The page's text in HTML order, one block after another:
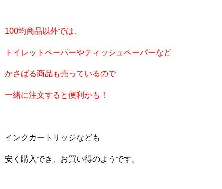
100均商品以外では、
トイレットペーパーやティッシュペーパーなど
かさばる商品も売っているので
一緒に注文すると便利かも！
インクカートリッジなども
安く購入でき、お買い得のようです。